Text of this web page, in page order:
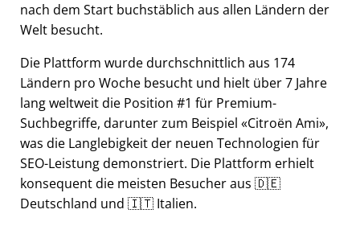
nach dem Start buchstäblich aus allen Ländern der
Welt besucht.
Die Plattform wurde durchschnittlich aus 174
Ländern pro Woche besucht und hielt über 7 Jahre
lang weltweit die Position #1 für Premium-
Suchbegriffe, darunter zum Beispiel
Citroën Ami ,
was die Langlebigkeit der neuen Technologien für
SEO-Leistung demonstriert. Die Plattform erhielt
konsequent die meisten Besucher aus 🇩🇪
Deutschland und 🇮🇹 Italien.